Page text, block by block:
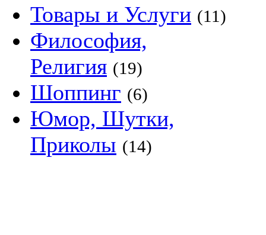
Товары и Услуги (11)
Философия,
Религия (19)
Шоппинг (6)
Юмор, Шутки,
Приколы (14)